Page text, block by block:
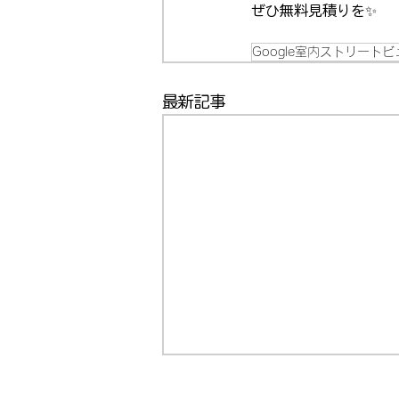
ぜひ無料見積りを✨
Google室内ストリートビ
最新記事